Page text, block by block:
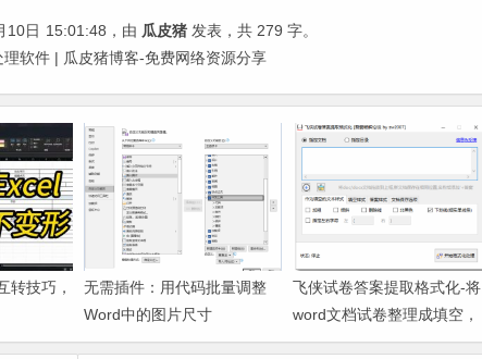
10日 15:01:48 ，由 瓜皮猪 发表，共 279 字。
软件 | 瓜皮猪博客-免费网络资源分享
转技巧，
无需插件：用代码批量调整
Word中的图片尺寸
飞侠试卷答案提取格式化-将
word文档试卷整理成填空，
并自动将答案在页尾整理成